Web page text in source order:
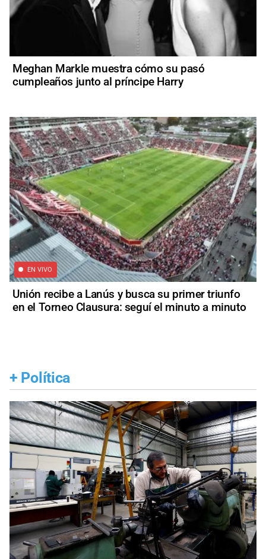
Meghan Markle muestra cómo su pasó
cumpleaños junto al príncipe Harry
EN VIVO
Unión recibe a Lanús y busca su primer triunfo
en el Torneo Clausura: seguí el minuto a minuto
+ Política